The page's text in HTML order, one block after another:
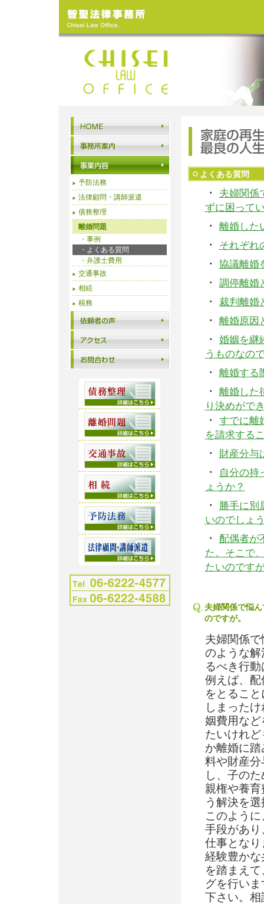
予防法務
法律顧問・講師派遣
債務整理
離婚問題
・ 事例
・よくある質問
・ 弁護士費用
交通事故
相続
税務
よくある質問
・
夫婦関係
ずに困って
・ 離婚した
・ それぞれ
・ 協議離婚
・ 調停離婚
・ 裁判離婚
・ 離婚原因
・
婚姻を継
うものなの
・ 離婚する
・
離婚した
り決めがで
・
すでに離
を請求する
・ 財産分与
・
自分の持
ょうか？
・
勝手に別
いのでしょ
・
配偶者が
た。そこで
たいのです
夫婦関係で悩
のですが。
夫婦関係
のような
るべき行
例えば、
をとるこ
しまった
姻費用な
たいけれ
か離婚に
料や財産
し、子の
親権や養
う解決を
このよう
手段があ
仕事となり
経験豊か
を踏まえ
グを行い
下さい。